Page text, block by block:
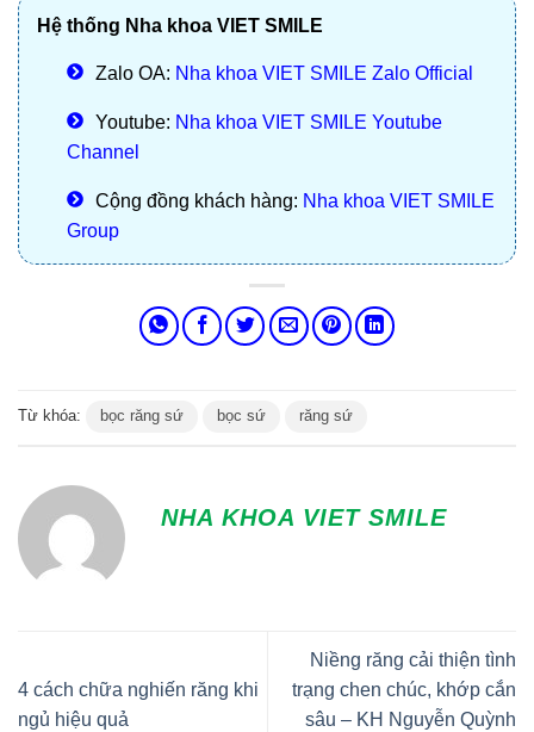
Hệ thống Nha khoa VIET SMILE
Zalo OA: Nha khoa VIET SMILE Zalo Official
Youtube: Nha khoa VIET SMILE Youtube
Channel
Cộng đồng khách hàng: Nha khoa VIET SMILE
Group
Từ khóa: bọc răng sứ bọc sứ răng sứ
NHA KHOA VIET SMILE
4 cách chữa nghiến răng khi
ngủ hiệu quả
Niềng răng cải thiện tình
trạng chen chúc, khớp cắn
sâu – KH Nguyễn Quỳnh